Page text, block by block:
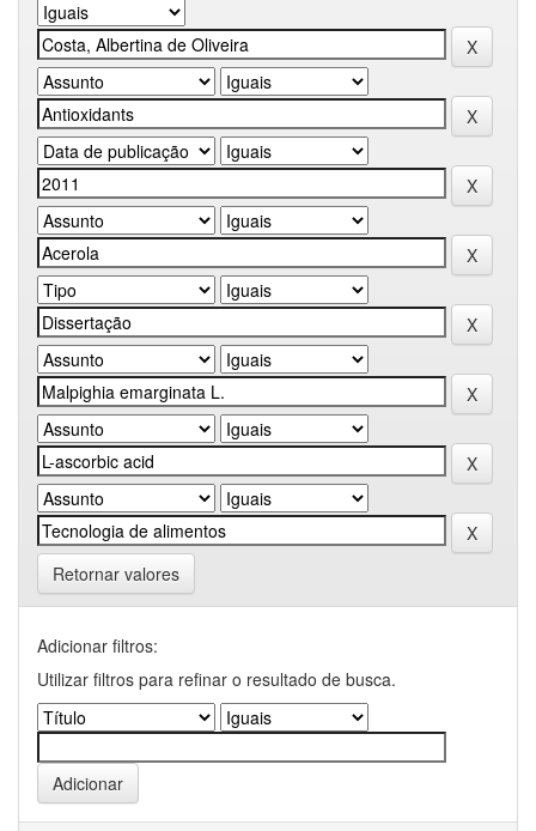
Retornar valores
Adicionar filtros:
Utilizar filtros para refinar o resultado de busca.